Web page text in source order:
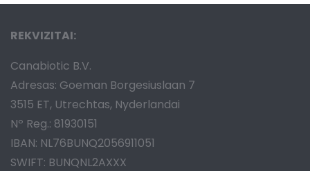
REKVIZITAI:
Canabiotic B.V.
Adresas: Goeman Borgesiuslaan 7
3515 ET, Utrechtas, Nyderlandai
Nº Reg.: 81930151
IBAN: NL76BUNQ2056911051
SWIFT: BUNQNL2AXXX